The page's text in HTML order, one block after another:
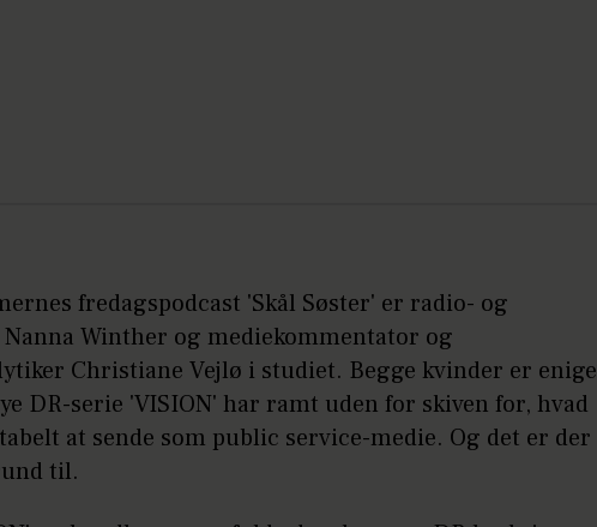
fredagspodcast 'Skål Søster' er radio- og
Winther og mediekommentator og
Christiane Vejlø i studiet. Begge kvinder er enige
DR-serie 'VISION' har ramt uden for skiven for, hvad
at sende som public service-medie. Og det er der
til.